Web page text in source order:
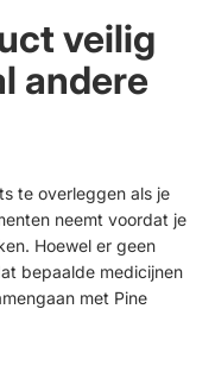
veilig
andere
te overleggen als je
neemt voordat je
Hoewel er geen
bepaalde medicijnen
met Pine